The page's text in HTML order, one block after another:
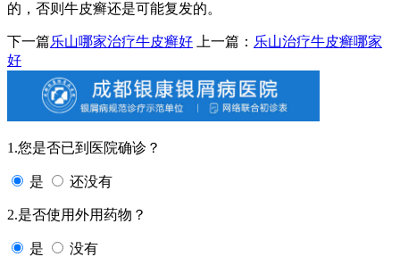
的，否则牛皮癣还是可能复发的。
下一篇乐山哪家治疗牛皮癣好 上一篇： 乐山治疗牛皮癣哪家
好
1.您是否已到医院确诊？
是 还没有
2.是否使用外用药物？
是 没有